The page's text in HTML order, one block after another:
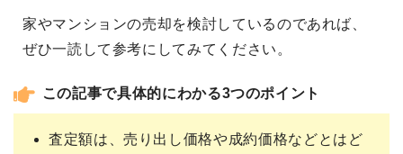
家やマンションの売却を検討しているのであれば、
ぜひ一読して参考にしてみてください。
この記事で具体的にわかる3つのポイント
査定額は、売り出し価格や成約価格などとはど